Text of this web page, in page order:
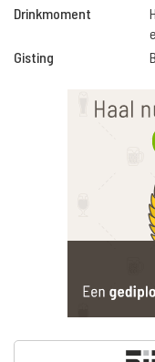
Drinkmoment
Gisting